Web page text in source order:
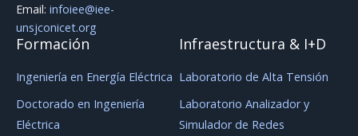
Email: infoiee@iee-
unsjconicet.org
Formación
Ingeniería en Energía Eléctrica
Doctorado en Ingeniería
Eléctrica
Infraestructura & I+D
Laboratorio de Alta Tensión
Laboratorio Analizador y
Simulador de Redes